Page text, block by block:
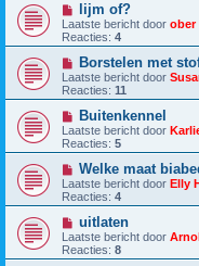
lijm of?
Laatste bericht door ober
Reacties: 4
Borstelen met
Laatste bericht door
Reacties: 11
Buitenkennel
Laatste bericht door
Reacties: 5
Welke maat
Laatste bericht door Elly H
Reacties: 4
uitlaten
Laatste bericht door
Reacties: 8